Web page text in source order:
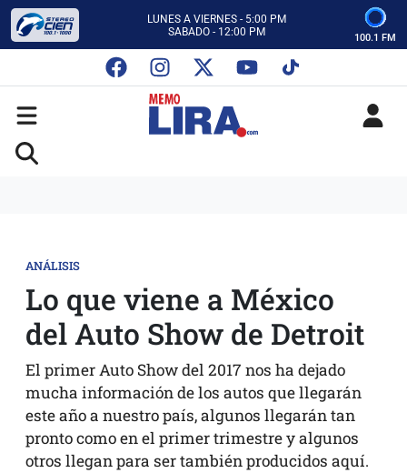
LUNES A VIERNES - 5:00 PM
SABADO - 12:00 PM
CON MEMO LIRA Y SU EQUIPO
LUNES A VIERNES - 5:00 PM
SABADO - 12:00 PM
100.1 FM
ANÁLISIS
Lo que viene a México
del Auto Show de Detroit
El primer Auto Show del 2017 nos ha dejado
mucha información de los autos que llegarán
este año a nuestro país, algunos llegarán tan
pronto como en el primer trimestre y algunos
otros llegan para ser también producidos aquí.